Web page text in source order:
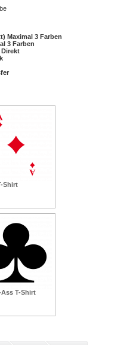
Maximal 3 Farben
3 Farben
Shirt
T-Shirt